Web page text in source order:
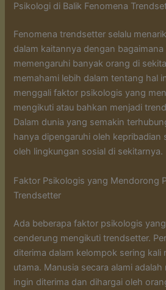
Psikologi di Balik Fenomena
Fenomena trendsetter selalu
dalam kaitannya dengan
memengaruhi banyak orang di
memahami lebih dalam tentang hal
menggali faktor psikologis yang
mengikuti atau bahkan menjadi
Dalam dunia yang semakin
hanya dipengaruhi oleh kepribadian
oleh lingkungan sosial di sekitarnya.
Faktor Psikologis yang Mendorong
Trendsetter
Ada beberapa faktor psikologis
cenderung mengikuti trendsetter.
diterima dalam kelompok sering kali
utama. Manusia secara alami
ingin diterima dan dihargai oleh